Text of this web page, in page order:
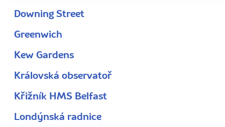
Downing Street
Greenwich
Kew Gardens
Královská observatoř
Křižník HMS Belfast
Londýnská radnice